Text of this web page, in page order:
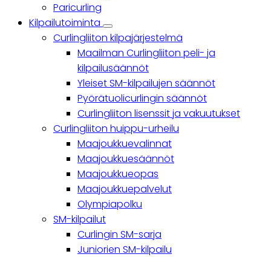
Paricurling
Kilpailutoiminta
Kilpailutoiminta
sub-
navigation
Curlingliiton kilpajärjestelmä
Maailman Curlingliiton peli- ja
kilpailusäännöt
Yleiset SM-kilpailujen säännöt
Pyörätuolicurlingin säännöt
Curlingliiton lisenssit ja vakuutukset
Curlingliiton huippu-urheilu
Maajoukkuevalinnat
Maajoukkuesäännöt
Maajoukkueopas
Maajoukkuepalvelut
Olympiapolku
SM-kilpailut
Curlingin SM-sarja
Juniorien SM-kilpailu